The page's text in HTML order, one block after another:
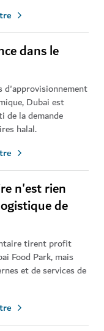
dans le
d'approvisionnement
Dubai est
de la demande
halal.
n'est rien
de
tirent profit
Food Park, mais
et de services de